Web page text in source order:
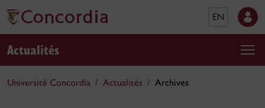
EN
Actualités
Université Concordia Actualités Archives